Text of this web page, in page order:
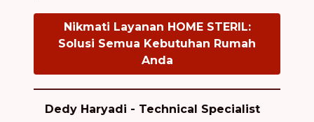
Nikmati Layanan HOME STERIL:
Solusi Semua Kebutuhan Rumah
Anda
Dedy Haryadi - Technical Specialist